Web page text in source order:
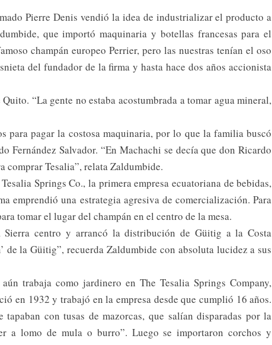
Pierre Denis vendió la idea de industrializar el producto a
que importó maquinaria y botellas francesas para el
champán europeo Perrier, pero las nuestras tenían el oso
del fundador de la firma y hasta hace dos años accionista
“La gente no estaba acostumbrada a tomar agua mineral,
para pagar la costosa maquinaria, por lo que la familia buscó
Fernández Salvador. “En Machachi se decía que don Ricardo
comprar Tesalia”, relata Zaldumbide.
Springs Co., la primera empresa ecuatoriana de bebidas,
emprendió una estrategia agresiva de comercialización. Para
tomar el lugar del champán en el centro de la mesa.
centro y arrancó la distribución de Güitig a la Costa
de la Güitig”, recuerda Zaldumbide con absoluta lucidez a sus
trabaja como jardinero en The Tesalia Springs Company,
en 1932 y trabajó en la empresa desde que cumplió 16 años.
con tusas de mazorcas, que salían disparadas por la
a lomo de mula o burro”. Luego se importaron corchos y